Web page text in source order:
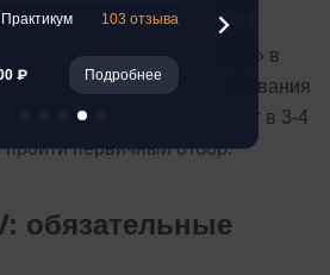
возможность.
«на все случаи жизни» в
не существует. Исследования
CV имеют в 3-4
первичный отбор.
обязательные
103 отзыва
₽ Подробнее
City Business